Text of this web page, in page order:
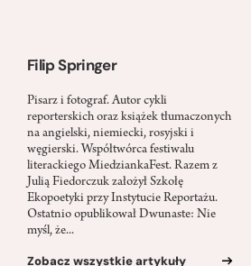
Filip Springer
Pisarz i fotograf. Autor cykli
reporterskich oraz książek tłumaczonych
na angielski, niemiecki, rosyjski i
węgierski. Współtwórca festiwalu
literackiego MiedziankaFest. Razem z
Julią Fiedorczuk założył Szkołę
Ekopoetyki przy Instytucie Reportażu.
Ostatnio opublikował Dwunaste: Nie
myśl, że...
Zobacz wszystkie artykuły